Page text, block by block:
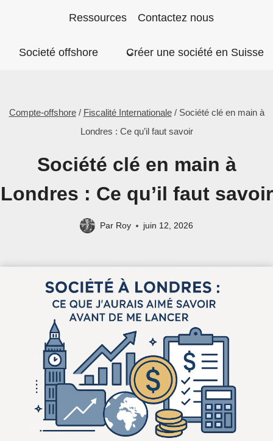
contenu
Ressources Contactez nous
Societé offshore Créer une société en Suisse
Compte-offshore / Fiscalité Internationale / Société clé en main à
Londres : Ce qu’il faut savoir
Société clé en main à
Londres : Ce qu’il faut savoir
Par Roy juin 12, 2026